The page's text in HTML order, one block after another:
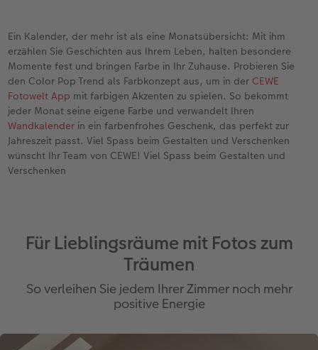
Ein Kalender, der mehr ist als eine Monatsübersicht: Mit ihm
erzählen Sie Geschichten aus Ihrem Leben, halten besondere
Momente fest und bringen Farbe in Ihr Zuhause. Probieren Sie
den Color Pop Trend als Farbkonzept aus, um in der CEWE
Fotowelt App mit farbigen Akzenten zu spielen. So bekommt
jeder Monat seine eigene Farbe und verwandelt Ihren
Wandkalender in ein farbenfrohes Geschenk, das perfekt zur
Jahreszeit passt. Viel Spass beim Gestalten und Verschenken
wünscht Ihr Team von CEWE! Viel Spass beim Gestalten und
Verschenken
Für Lieblingsräume mit Fotos zum
Träumen
So verleihen Sie jedem Ihrer Zimmer noch mehr
positive Energie